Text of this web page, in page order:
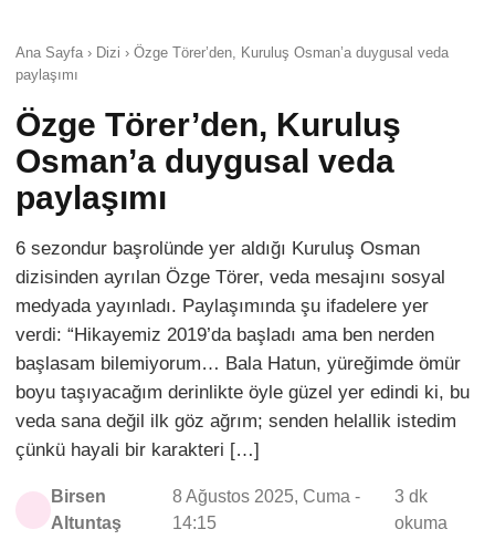
Ana Sayfa › Dizi › Özge Törer’den, Kuruluş Osman’a duygusal veda
paylaşımı
Özge Törer’den, Kuruluş
Osman’a duygusal veda
paylaşımı
6 sezondur başrolünde yer aldığı Kuruluş Osman
dizisinden ayrılan Özge Törer, veda mesajını sosyal
medyada yayınladı. Paylaşımında şu ifadelere yer
verdi: “Hikayemiz 2019’da başladı ama ben nerden
başlasam bilemiyorum… Bala Hatun, yüreğimde ömür
boyu taşıyacağım derinlikte öyle güzel yer edindi ki, bu
veda sana değil ilk göz ağrım; senden helallik istedim
çünkü hayali bir karakteri […]
Birsen
Altuntaş
8 Ağustos 2025, Cuma -
14:15
3 dk
okuma